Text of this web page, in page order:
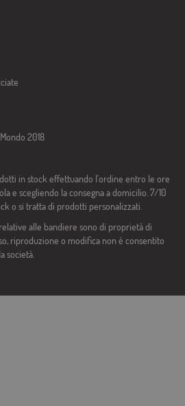
2018
in stock effettuando l'ordine entro le ore
e scegliendo la consegna a domicilio. 7/10
o si tratta di prodotti personalizzati.
alle bandiere sono di proprietà di
riproduzione o modifica non è consentito
società.